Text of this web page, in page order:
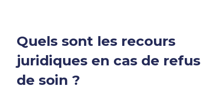
Quels sont les recours
juridiques en cas de refus
de soin ?